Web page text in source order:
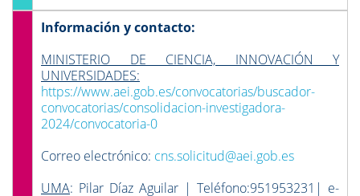
Información y contacto:
MINISTERIO DE CIENCIA, INNOVACIÓN Y
UNIVERSIDADES:
https://www.aei.gob.es/convocatorias/buscador-
convocatorias/consolidacion-investigadora-
2024/convocatoria-0
Correo electrónico: cns.solicitud@aei.gob.es
UMA: Pilar Díaz Aguilar | Teléfono:951953231| e-